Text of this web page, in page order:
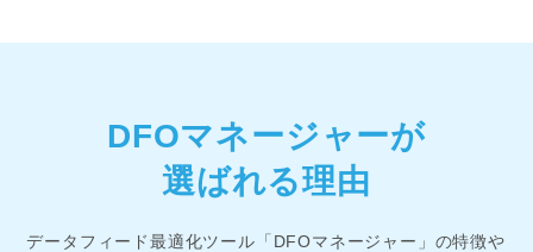
DFOマネージャーが
選ばれる理由
データフィード最適化ツール「DFOマネージャー」の特徴や